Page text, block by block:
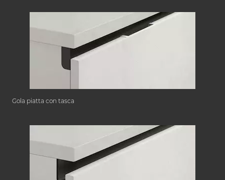
Gola piatta con tasca